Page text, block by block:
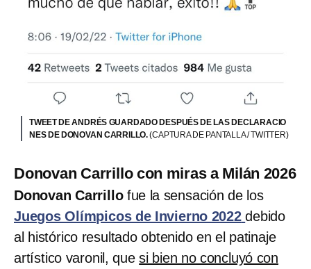
TWEET DE ANDRÉS GUARDADO DESPUÉS DE LAS DECLARACIO
NES DE DONOVAN CARRILLO.(CAPTURA DE PANTALLA / TWITTER)
Donovan Carrillo con miras a Milán 2026
Donovan Carrillofue la sensación de los
Juegos Olímpicos de Invierno 2022 debido
al histórico resultado obtenido en el patinaje
artístico varonil, quesi bien no concluyó con